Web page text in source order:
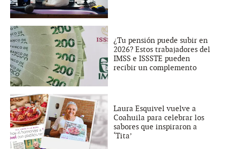
¿Tu pensión puede subir en
2026? Estos trabajadores del
IMSS e ISSSTE pueden
recibir un complemento
Laura Esquivel vuelve a
Coahuila para celebrar los
sabores que inspiraron a
‘Tita’